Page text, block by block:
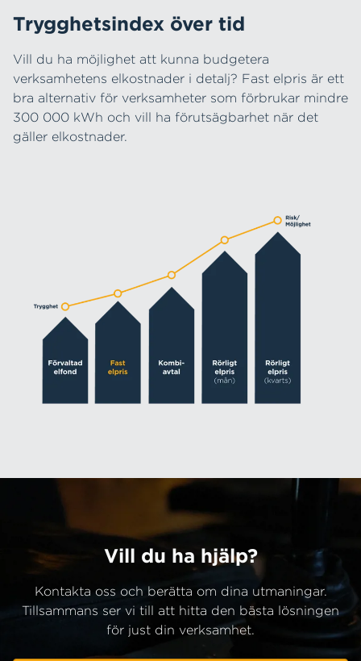
Trygghetsindex över tid
Vill du ha möjlighet att kunna budgetera
verksamhetens elkostnader i detalj? Fast elpris är ett
bra alternativ för verksamheter som förbrukar mindre
300 000 kWh och vill ha förutsägbarhet när det
gäller elkostnader.
Vill du ha hjälp?
Kontakta oss och berätta om dina utmaningar.
Tillsammans ser vi till att hitta den bästa lösningen
för just din verksamhet.